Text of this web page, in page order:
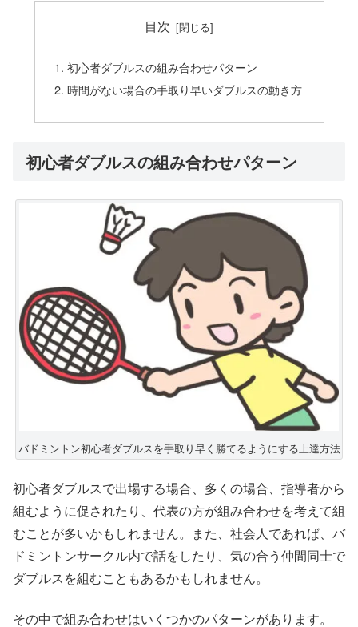
目次
初心者ダブルスの組み合わせパターン
時間がない場合の手取り早いダブルスの動き方
初心者ダブルスの組み合わせパターン
バドミントン初心者ダブルスを手取り早く勝てるようにする上達方法
初心者ダブルスで出場する場合、多くの場合、指導者から
組むように促されたり、代表の方が組み合わせを考えて組
むことが多いかもしれません。また、社会人であれば、バ
ドミントンサークル内で話をしたり、気の合う仲間同士で
ダブルスを組むこともあるかもしれません。
その中で組み合わせはいくつかのパターンがあります。